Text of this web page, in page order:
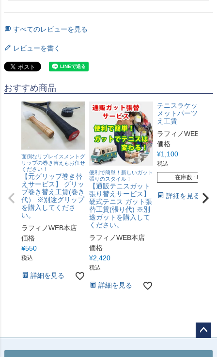
すべてのレビューを見る
レビューを書く
おすすめ商品
面倒なリプレイスメントグ
リップの巻き替えもお任せ
ください！
【元グリップ巻き替
えサービス】 グリッ
プ巻き替え工賃(巻き
代） ※別途グリップ
を購入してくださ
い。
ラフィノWEB本店
価格
¥550
税込
詳細を見る
便利で簡単！新しいガット
張りのスタイル！
【通販テニスガット
張り替えサービス】
硬式テニス ガット張
替工賃(張り代) ※別
途ガットを購入して
ください。
ラフィノWEB本店
価格
¥2,420
税込
詳細を見る
テニスラケット グ
メットパーツ取り
え工賃
ラフィノWEB本店
価格
¥1,100
税込
在庫数
80
詳細を見る